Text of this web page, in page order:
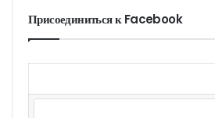
г
и
Присоединиться к Facebook